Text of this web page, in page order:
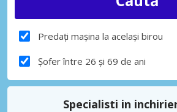
Predați mașina la același birou
Șofer între 26 și 69 de ani
Specialisti in